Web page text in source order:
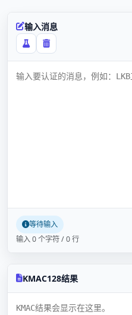
输入消息
等待输入
输入 0 个字符 / 0 行
KMAC128结果